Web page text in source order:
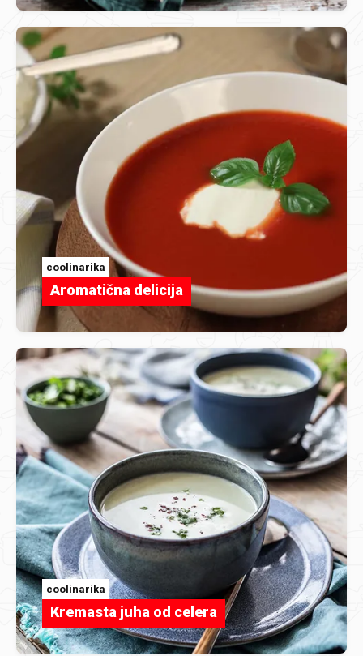
coolinarika
Aromatična delicija
coolinarika
Kremasta juha od celera